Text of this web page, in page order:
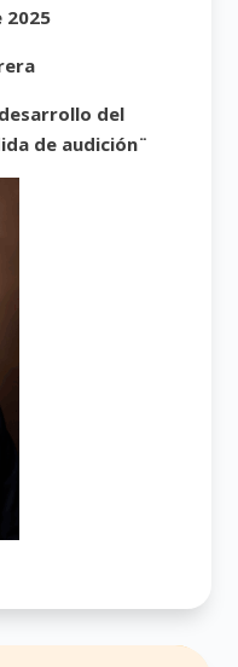
2025
del
de audición¨